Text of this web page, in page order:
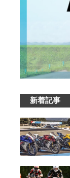
新着記事